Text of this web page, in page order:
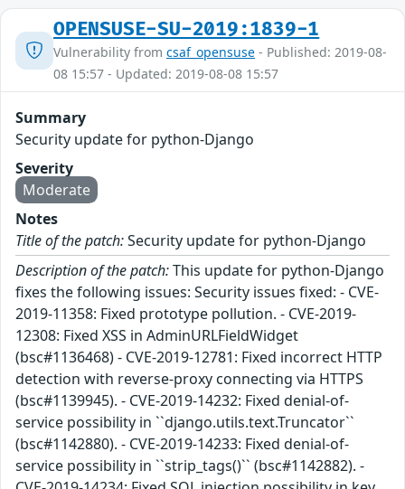
OPENSUSE-SU-2019:1839-1
Vulnerability from csaf_opensuse - Published: 2019-08-
08 15:57 - Updated: 2019-08-08 15:57
Summary
Security update for python-Django
Severity
Moderate
Notes
Title of the patch:Security update for python-Django
Description of the patch:This update for python-Django
fixes the following issues: Security issues fixed: - CVE-
2019-11358: Fixed prototype pollution. - CVE-2019-
12308: Fixed XSS in AdminURLFieldWidget
(bsc#1136468) - CVE-2019-12781: Fixed incorrect HTTP
detection with reverse-proxy connecting via HTTPS
(bsc#1139945). - CVE-2019-14232: Fixed denial-of-
service possibility in ``django.utils.text.Truncator``
(bsc#1142880). - CVE-2019-14233: Fixed denial-of-
service possibility in ``strip_tags()`` (bsc#1142882). -